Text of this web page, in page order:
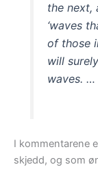
the next,
‘waves
of those
will
waves. …
I kommentarene
skjedd, og som